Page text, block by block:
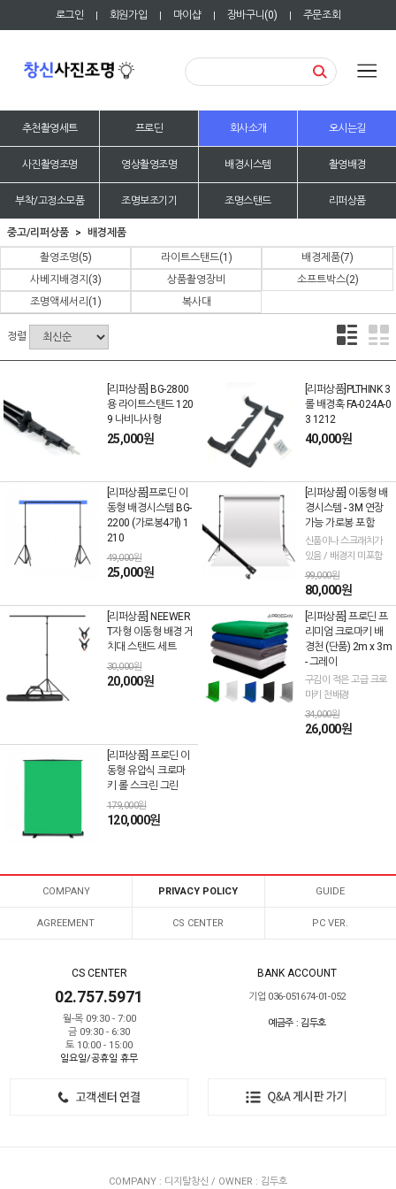
로그인 | 회원가입 | 마이샵 | 장바구니(0) | 주문조회
추천촬영세트 프로딘 회사소개 오시는길
사진촬영조명 영상촬영조명 배경시스템 촬영배경
부착/고정소모품 조명보조기기 조명스탠드 리퍼상품
중고/리퍼상품
배경제품
촬영조명(5) 라이트스탠드(1) 배경제품(7)
사베지배경지 (3) 상품촬영장비 소프트박스(2)
조명액세서리 (1) 복사대
정렬
[리퍼상품] BG-2800
용 라이트스탠드 120
9 나비나사형
25,000원
[리퍼상품]PLTHINK 3
롤 배경훅 FA-024A-0
3 1212
40,000원
[리퍼상품]프로딘 이
동형 배경시스템 BG-
2200 (가로봉4개) 1
210
49,000원
25,000원
[리퍼상품] 이동형 배
경시스템 - 3M 연장
가능 가로봉 포함
신품이나 스크래치가
있음 / 배경지 미포함
99,000원
80,000원
[리퍼상품] NEEWER
T자형 이동형 배경 거
치대 스탠드 세트
30,000원
20,000원
[리퍼상품] 프로딘 프
리미엄 크로마키 배
경천 (단품) 2m x 3m
- 그레이
구김이 적은 고급 크로
마키 천배경
34,000원
26,000원
[리퍼상품] 프로딘 이
동형 유압식 크로마
키 롤 스크린 그린
179,000원
120,000원
COMPANY PRIVACY POLICY GUIDE
AGREEMENT CS CENTER PC VER.
CS CENTER
02.757.5971
월-목 09:30 - 7:00
금 09:30 - 6:30
토 10:00 - 15:00
일요일/공휴일 휴무
BANK ACCOUNT
기업 036-051674-01-052
예금주 : 김두호
COMPANY : 디지탈창신 / OWNER : 김두호